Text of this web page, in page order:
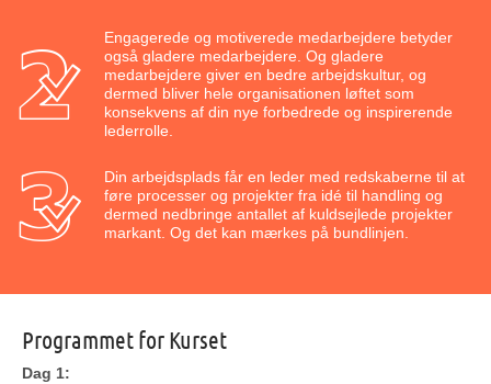
Engagerede og motiverede medarbejdere betyder
også gladere medarbejdere. Og gladere
medarbejdere giver en bedre arbejdskultur, og
dermed bliver hele organisationen løftet som
konsekvens af din nye forbedrede og inspirerende
lederrolle.
Din arbejdsplads får en leder med redskaberne til at
føre processer og projekter fra idé til handling og
dermed nedbringe antallet af kuldsejlede projekter
markant. Og det kan mærkes på bundlinjen.
Programmet for Kurset
Dag 1: